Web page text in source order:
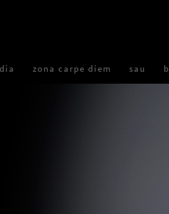
zona carpe diem sau